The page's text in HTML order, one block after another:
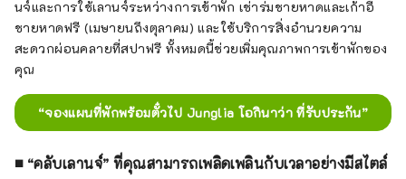
นจ์และการใช้เลานจ์ระหว่างการเข้าพัก เช่าร่มชายหาดและเก้าอี้
ชายหาดฟรี (เมษายนถึงตุลาคม) และใช้บริการสิ่งอำนวยความ
สะดวกผ่อนคลายที่สปาฟรี ทั้งหมดนี้ช่วยเพิ่มคุณภาพการเข้าพักของ
คุณ
“จองแผนที่พักพร้อมตั๋วไป Junglia โอกินาว่า ที่รับประกัน”
■ “คลับเลานจ์” ที่คุณสามารถเพลิดเพลินกับเวลาอย่างมีสไตล์